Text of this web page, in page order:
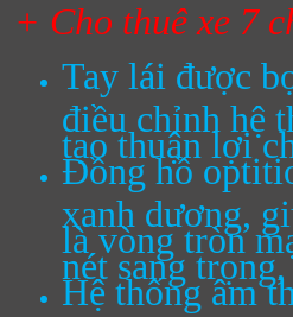
+ Cho thuê xe 7
Tay lái được
điều chỉnh hệ
tạo thuận lợi
Đồng hồ
xanh dương,
là vòng tròn
nét sang trọng,
Hệ thống âm